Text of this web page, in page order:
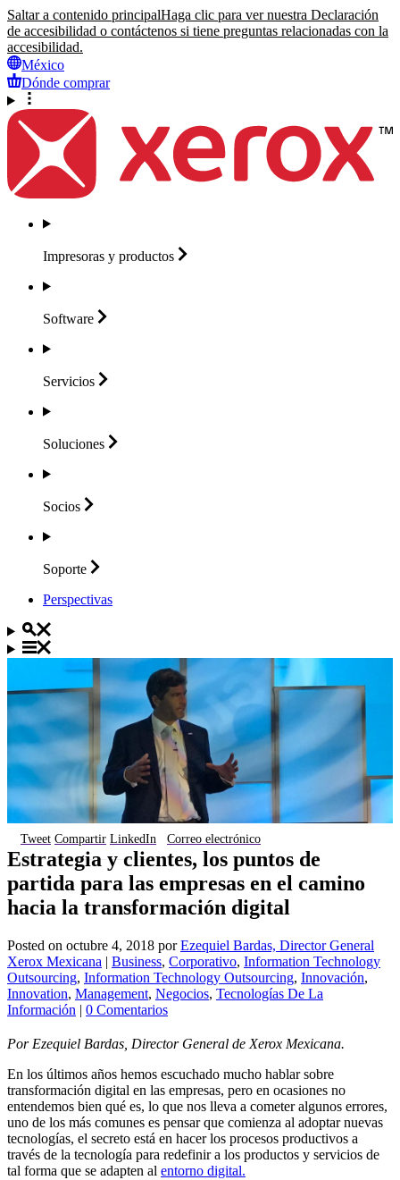
Saltar a contenido principalHaga clic para ver nuestra Declaración
de accesibilidad o contáctenos si tiene preguntas relacionadas con la
accesibilidad.
México
Dónde comprar
Impresoras y productos
Software
Servicios
Soluciones
Socios
Soporte
Perspectivas
Tweet Compartir LinkedIn Correo electrónico
Estrategia y clientes, los puntos de
partida para las empresas en el camino
hacia la transformación digital
Posted on octubre 4, 2018 porEzequiel Bardas, Director General
Xerox Mexicana | Business, Corporativo, Information Technology
Outsourcing, Information Technology Outsourcing, Innovación,
Innovation, Management, Negocios, Tecnologías De La
Información | 0 Comentarios
Por Ezequiel Bardas, Director General de Xerox Mexicana.
En los últimos años hemos escuchado mucho hablar sobre
transformación digital en las empresas, pero en ocasiones no
entendemos bien qué es, lo que nos lleva a cometer algunos errores,
uno de los más comunes es pensar que comienza al adoptar nuevas
tecnologías, el secreto está en hacer los procesos productivos a
través de la tecnología para redefinir a los productos y servicios de
tal forma que se adapten al entorno digital.